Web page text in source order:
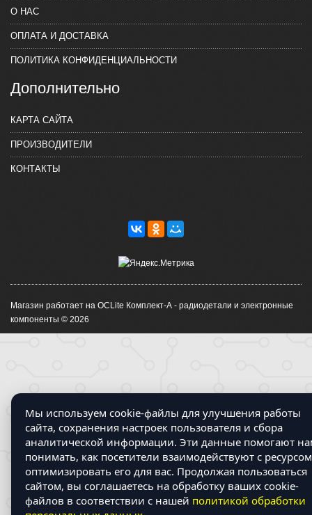
О НАС
ОПЛАТА И ДОСТАВКА
ПОЛИТИКА КОНФИДЕНЦИАЛЬНОСТИ
Дополнительно
КАРТА САЙТА
ПРОИЗВОДИТЕЛИ
КОНТАКТЫ
Магазин работает на OCLite Комплект-А - радиодетали и электронные
компоненты © 2026
Мы используем cookie-файлы для улучшения работы
сайта, сохранения настроек пользователя и сбора
аналитической информации. Эти данные помогают
понимать, как посетители взаимодействуют с
оптимизировать его для вас. Продолжая пользоваться
сайтом, вы соглашаетесь на обработку ваших cookie-
файлов в соответствии с нашей политикой обработки